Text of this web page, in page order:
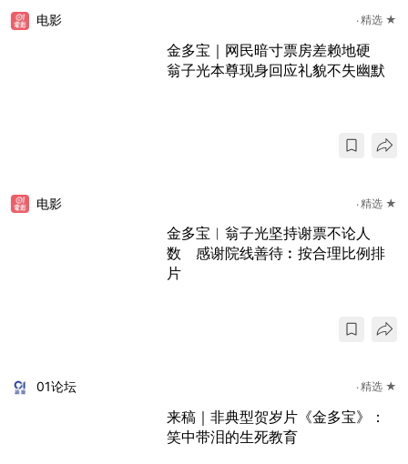
电影 精选 ★
金多宝｜网民暗寸票房差赖地硬
翁子光本尊现身回应礼貌不失幽默
电影 精选 ★
金多宝︱翁子光坚持谢票不论人
数 感谢院线善待︰按合理比例排
片
01论坛 精选 ★
来稿｜非典型贺岁片《金多宝》：
笑中带泪的生死教育